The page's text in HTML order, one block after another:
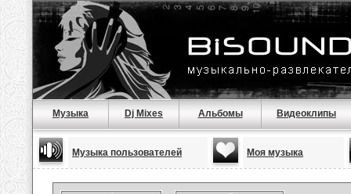
Музыка Dj Mixes Альбомы Видеоклипы
Музыка пользователей Моя музыка